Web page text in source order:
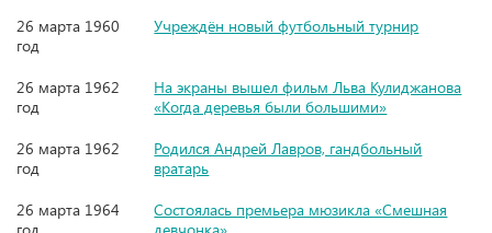
26 марта 1960
год
Учреждён новый футбольный турнир
26 марта 1962
год
На экраны вышел фильм Льва Кулиджанова
«Когда деревья были большими»
26 марта 1962
год
Родился Андрей Лавров, гандбольный
вратарь
26 марта 1964
Состоялась премьера мюзикла «Смешная